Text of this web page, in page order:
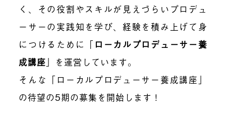
く、その役割やスキルが見えづらいプロデュ
ーサーの実践知を学び、経験を積み上げて身
につけるために「 ローカルプロデューサー養
成講座 」を運営しています。
そんな「ローカルプロデューサー養成講座」
の待望の5期の募集を開始します！